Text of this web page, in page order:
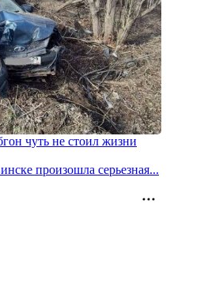
чуть не стоил жизни
произошла серьезная...